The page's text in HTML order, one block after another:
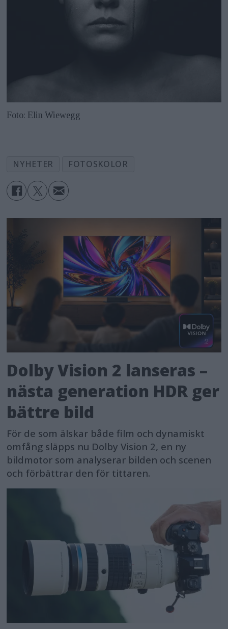
Foto: Elin Wiewegg
NYHETER FOTOSKOLOR
Dolby Vision 2 lanseras –
nästa generation HDR ger
bättre bild
För de som älskar både film och dynamiskt
omfång släpps nu Dolby Vision 2, en ny
bildmotor som analyserar bilden och scenen
och förbättrar den för tittaren.